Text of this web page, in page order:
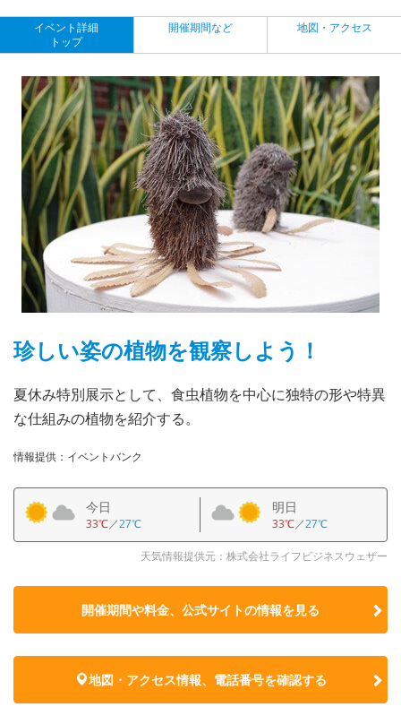
イベント詳細
トップ
開催期間など 地図・アクセス
珍しい姿の植物を観察しよう！
夏休み特別展示として、食虫植物を中心に独特の形や特異
な仕組みの植物を紹介する。
情報提供：イベントバンク
今日
33℃／27℃
明日
33℃／27℃
天気情報提供元：株式会社ライフビジネスウェザー
開催期間や料金、公式サイトの情報を見る
地図・アクセス情報、電話番号を確認する